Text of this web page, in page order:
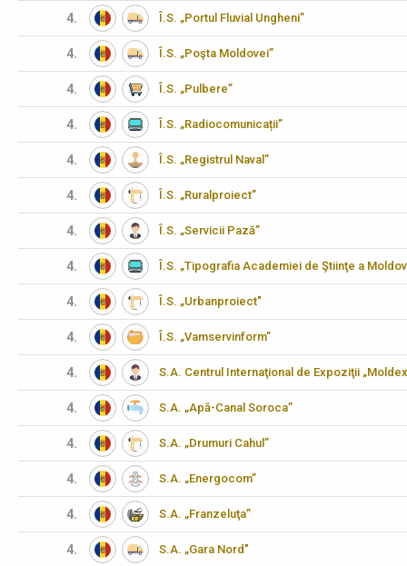
4. Î.S. „Portul Fluvial Ungheni”
4. Î.S. „Poşta Moldovei”
4. Î.S. „Pulbere”
4. Î.S. „Radiocomunicații”
4. Î.S. „Registrul Naval”
4. Î.S. „Ruralproiect”
4. Î.S. „Servicii Pază”
4. Î.S. „Tipografia Academiei de Ştiinţe a
4. Î.S. „Urbanproiect"
4. Î.S. „Vamservinform”
4. S.A. Centrul Internaţional de Expoziţii
4. S.A. „Apă-Canal Soroca”
4. S.A. „Drumuri Cahul”
4. S.A. „Energocom”
4. S.A. „Franzeluţa”
4. S.A. „Gara Nord"